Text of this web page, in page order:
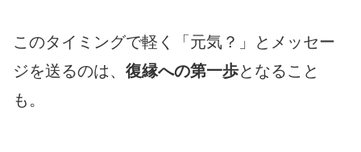
このタイミングで軽く「元気？」とメッセー
ジを送るのは、 復縁への第一歩となること
も。